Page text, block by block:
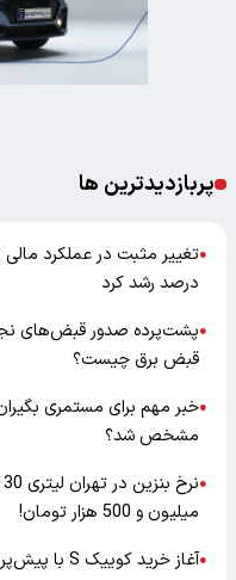
پربازدیدترین ها
●
درصد رشد کرد
●پشت‌پرده صدور قبض‌های
قبض برق چیست؟
●خبر مهم برای مستمری
مشخص شد؟
●
میلیون و 500 هزار تومان!
●آغاز خرید کوییک S با پیش‌پرداخت ۴۹۹ میلیونی